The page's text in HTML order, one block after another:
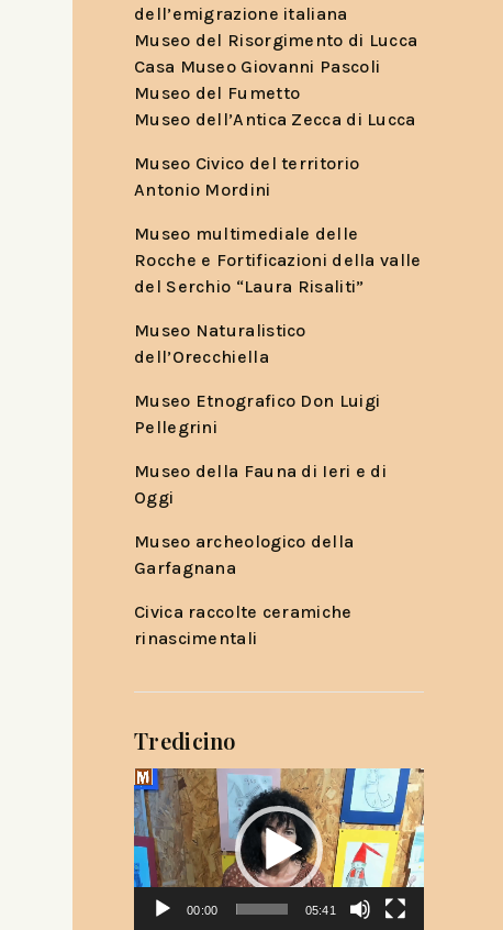
dell’emigrazione italiana
Museo del Risorgimento di Lucca
Casa Museo Giovanni Pascoli
Museo del Fumetto
Museo dell’Antica Zecca di Lucca
Museo Civico del territorio
Antonio Mordini
Museo multimediale delle
Rocche e Fortificazioni della valle
del Serchio “Laura Risaliti”
Museo Naturalistico
dell’Orecchiella
Museo Etnografico Don Luigi
Pellegrini
Museo della Fauna di Ieri e di
Oggi
Museo archeologico della
Garfagnana
Civica raccolte ceramiche
rinascimentali
Tredicino
Video
Player
00:00 05:41